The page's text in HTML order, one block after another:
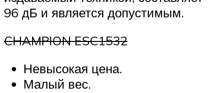
96 дБ и является допустимым.
CHAMPION ESC1532
Невысокая цена.
Малый вес.